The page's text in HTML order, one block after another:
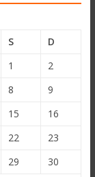
S
D
1
2
8
9
15
16
22
23
29
30